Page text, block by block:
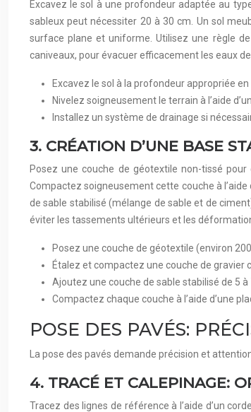
Excavez le sol à une profondeur adaptée au
sableux peut nécessiter 20 à 30 cm. Un sol
surface plane et uniforme. Utilisez une règle
caniveaux, pour évacuer efficacement les eaux
Excavez le sol à la profondeur appropriée
Nivelez soigneusement le terrain à l’aide
Installez un système de drainage si
3. CRÉATION D’UNE BASE
Posez une couche de géotextile non-tissé
Compactez soigneusement cette couche à
de sable stabilisé (mélange de sable et de
éviter les tassements ultérieurs et les
Posez une couche de géotextile (environ
Étalez et compactez une couche de gravier
Ajoutez une couche de sable stabilisé de 5
Compactez chaque couche à l’aide d’une
POSE DES PAVÉS:
La pose des pavés demande précision et
4. TRACÉ ET CALEPINAGE:
Tracez des lignes de référence à l’aide d’un